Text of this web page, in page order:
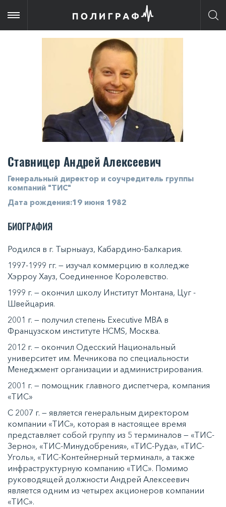
Ставницер Андрей Алексеевич
Генеральный директор и соучредитель группы
компаний "ТИС"
Дата рождения:19 июня 1982
БИОГРАФИЯ
Родился в г. Тырныауз, Кабардино-Балкария.
1997-1999 гг. — изучал коммерцию в колледже
Хэрроу Хауз, Соединенное Королевство.
1999 г. — окончил школу Институт Монтана, Цуг -
Швейцария.
2001 г. — получил степень Executive MBA в
Французском институте HCMS, Москва.
2012 г. — окончил Одесский Национальный
университет им. Мечникова по специальности
Менеджмент организации и администрирования.
2001 г. — помощник главного диспетчера, компания
«ТИС»
С 2007 г. — является генеральным директором
компании «ТИС», которая в настоящее время
представляет собой группу из 5 терминалов — «ТИС-
Зерно», «ТИС-Минудобрения», «ТИС-Руда», «ТИС-
Уголь», «ТИС-Контейнерный терминал», а также
инфраструктурную компанию «ТИС». Помимо
руководящей должности Андрей Алексеевич
является одним из четырех акционеров компании
«ТИС».